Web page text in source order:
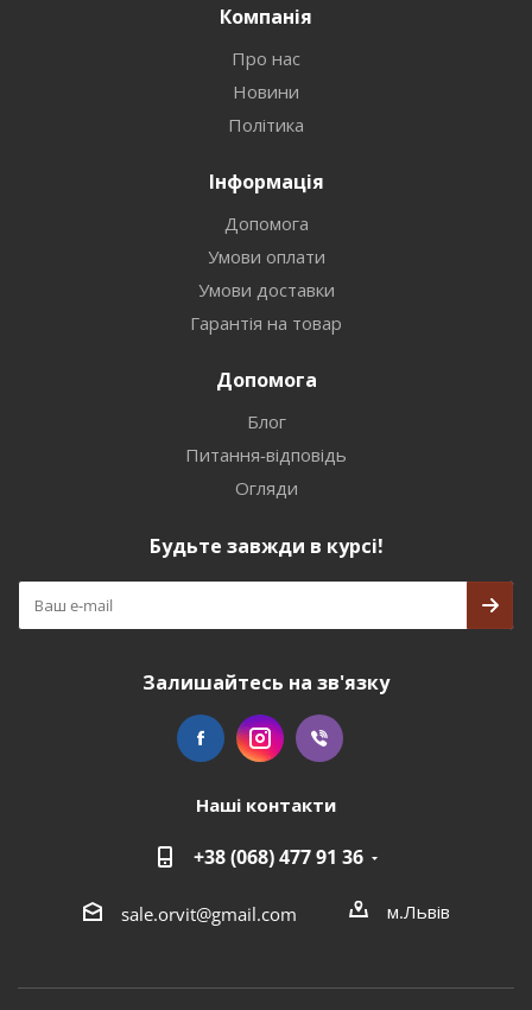
Компанія
Про нас
Новини
Політика
Інформація
Допомога
Умови оплати
Умови доставки
Гарантія на товар
Допомога
Блог
Питання-відповідь
Огляди
Будьте завжди в курсі!
Залишайтесь на зв'язку
Наші контакти
+38 (068) 477 91 36
sale.orvit@gmail.com м.Львів